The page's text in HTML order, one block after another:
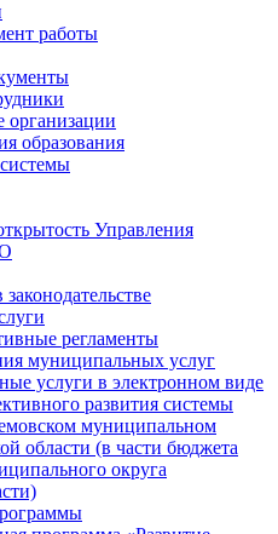
работы
организации
образования
Управления
регламенты
муниципальных услуг
услуги в электронном виде
развития системы
муниципальном
области (в части бюджета
округа